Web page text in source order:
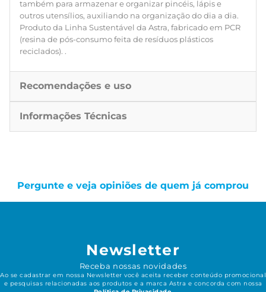
também para armazenar e organizar pincéis, lápis e
outros utensílios, auxiliando na organização do dia a dia.
Produto da Linha Sustentável da Astra, fabricado em PCR
(resina de pós-consumo feita de resíduos plásticos
reciclados). .
Recomendações e uso
Informações Técnicas
Pergunte e veja opiniões de quem já comprou
Newsletter
Receba nossas novidades
Ao se cadastrar em nossa Newsletter você aceita receber conteúdo promocional
e pesquisas relacionadas aos produtos e a marca Astra e concorda com nossa